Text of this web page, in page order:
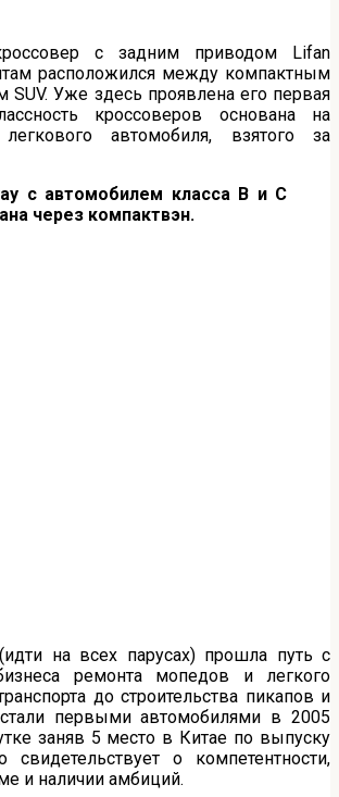
с задним приводом Lifan
расположился между компактным
SUV. Уже здесь проявлена его первая
кроссоверов основана на
легкового автомобиля, взятого за
с автомобилем класса В и С
через компактвэн.
на всех парусах) прошла путь с
ремонта мопедов и легкого
до строительства пикапов и
первыми автомобилями в 2005
заняв 5 место в Китае по выпуску
свидетельствует о компетентности,
и наличии амбиций.